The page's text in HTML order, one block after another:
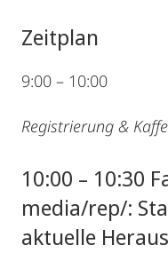
Zeitplan
9:00 – 10:00
Registrierung &
10:00 – 10:30
media/rep/:
aktuelle